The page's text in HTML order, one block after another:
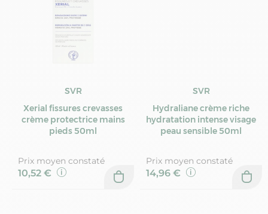
SVR
Xerial fissures crevasses
crème protectrice mains
pieds 50ml
Prix moyen constaté
10,52 €
SVR
Hydraliane crème riche
hydratation intense visage
peau sensible 50ml
Prix moyen constaté
14,96 €